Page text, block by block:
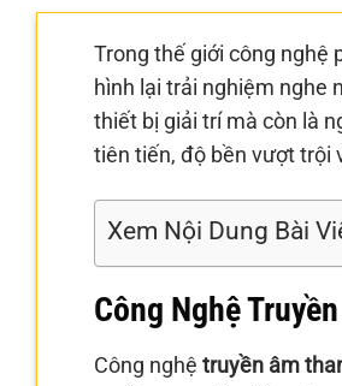
Trong thế giới công nghệ
hình lại trải nghiệm nghe
thiết bị giải trí mà còn là
tiên tiến, độ bền vượt trội
Xem Nội Dung Bài
Công Nghệ
Công nghệ truyền âm